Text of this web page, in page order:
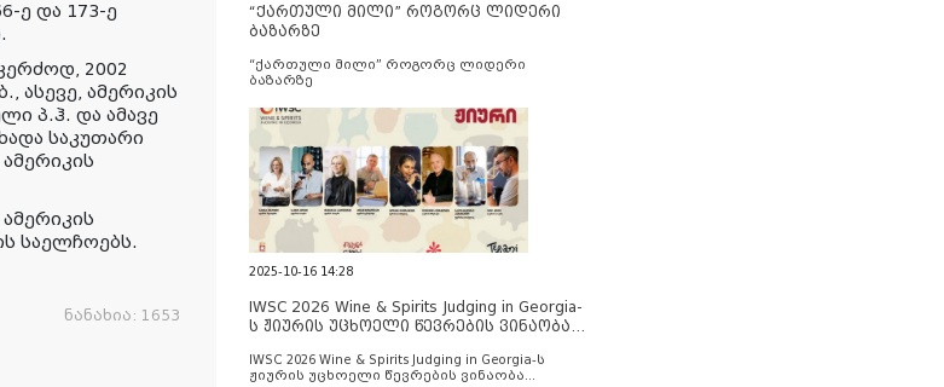
ე და 173-ე
2002
ასევე, ამერიკის
პ.ჰ. და ამავე
საკუთარი
საელჩოებს.
ნანახია: 1653
“ქართული მილი” როგორც ლიდერი
ბაზარზე
“ქართული მილი” როგორც ლიდერი
ბაზარზე
2025-10-16 14:28
IWSC 2026 Wine & Spirits Judging in Georgia-
ს ჟიურის უცხოელი წევრების ვინაობა
IWSC 2026 Wine & Spirits Judging in Georgia-ს
ჟიურის უცხოელი წევრების ვინაობა